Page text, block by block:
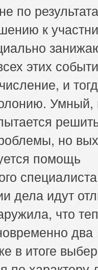
по
к
этих
и
Умный,
но
помощь
дела идут
что
два
в итоге